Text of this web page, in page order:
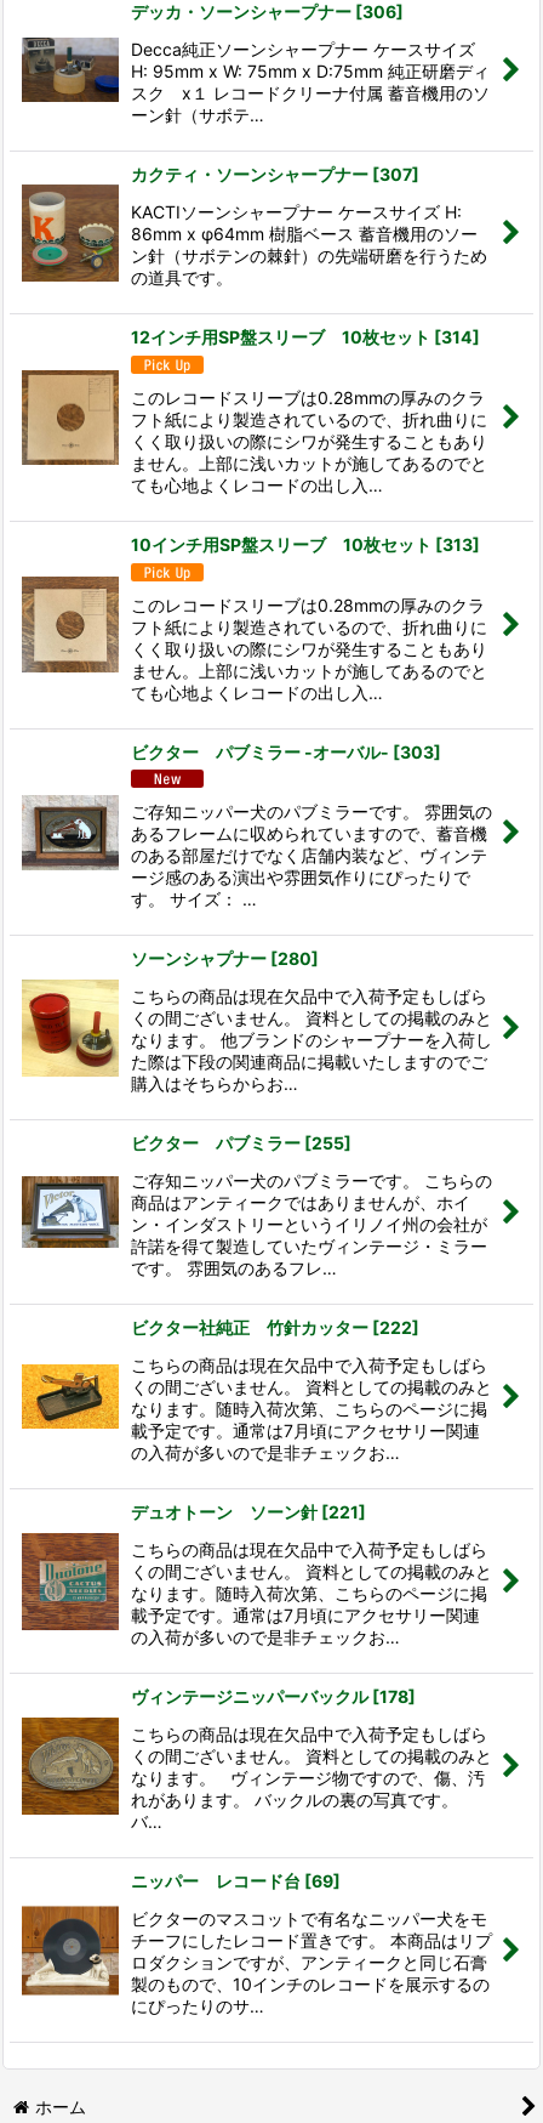
デッカ・ソーンシャープナー [306]
Decca純正ソーンシャープナー ケースサイズ
H: 95mm x W: 75mm x D:75mm 純正研磨ディ
スク x１ レコードクリーナ付属 蓄音機用のソ
ーン針（サボテ…
カクティ・ソーンシャープナー [307]
KACTIソーンシャープナー ケースサイズ H:
86mm x φ64mm 樹脂ベース 蓄音機用のソー
ン針（サボテンの棘針）の先端研磨を行うため
の道具です。
12インチ用SP盤スリーブ 10枚セット [314]
このレコードスリーブは0.28mmの厚みのクラ
フト紙により製造されているので、折れ曲りに
くく取り扱いの際にシワが発生することもあり
ません。上部に浅いカットが施してあるのでと
ても心地よくレコードの出し入…
10インチ用SP盤スリーブ 10枚セット [313]
このレコードスリーブは0.28mmの厚みのクラ
フト紙により製造されているので、折れ曲りに
くく取り扱いの際にシワが発生することもあり
ません。上部に浅いカットが施してあるのでと
ても心地よくレコードの出し入…
ビクター パブミラー -オーバル- [303]
ご存知ニッパー犬のパブミラーです。 雰囲気の
あるフレームに収められていますので、蓄音機
のある部屋だけでなく店舗内装など、ヴィンテ
ージ感のある演出や雰囲気作りにぴったりで
す。 サイズ： …
ソーンシャプナー [280]
こちらの商品は現在欠品中で入荷予定もしばら
くの間ございません。 資料としての掲載のみと
なります。 他ブランドのシャープナーを入荷し
た際は下段の関連商品に掲載いたしますのでご
購入はそちらからお…
ビクター パブミラー [255]
ご存知ニッパー犬のパブミラーです。 こちらの
商品はアンティークではありませんが、ホイ
ン・インダストリーというイリノイ州の会社が
許諾を得て製造していたヴィンテージ・ミラー
です。 雰囲気のあるフレ…
ビクター社純正 竹針カッター [222]
こちらの商品は現在欠品中で入荷予定もしばら
くの間ございません。 資料としての掲載のみと
なります。随時入荷次第、こちらのページに掲
載予定です。通常は7月頃にアクセサリー関連
の入荷が多いので是非チェックお…
デュオトーン ソーン針 [221]
こちらの商品は現在欠品中で入荷予定もしばら
くの間ございません。 資料としての掲載のみと
なります。随時入荷次第、こちらのページに掲
載予定です。通常は7月頃にアクセサリー関連
の入荷が多いので是非チェックお…
ヴィンテージニッパーバックル [178]
こちらの商品は現在欠品中で入荷予定もしばら
くの間ございません。 資料としての掲載のみと
なります。 ヴィンテージ物ですので、傷、汚
れがあります。 バックルの裏の写真です。
バ…
ニッパー レコード台 [69]
ビクターのマスコットで有名なニッパー犬をモ
チーフにしたレコード置きです。 本商品はリプ
ロダクションですが、アンティークと同じ石膏
製のもので、10インチのレコードを展示するの
にぴったりのサ…
ホーム